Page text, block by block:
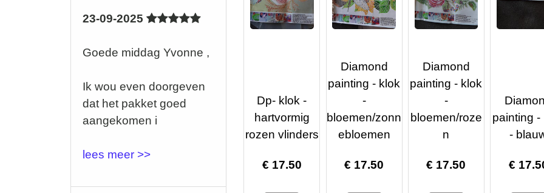
23-09-2025
Goede middag Yvonne ,
Ik wou even doorgeven
dat het pakket goed
aangekomen i
lees meer >>
Dp- klok -
hartvormig
rozen vlinders
€ 17.50
Diamond
painting - klok
-
bloemen/zonn
ebloemen
€ 17.50
Diamond
painting - klok
-
bloemen/roze
n
€ 17.50
painting -
-
€